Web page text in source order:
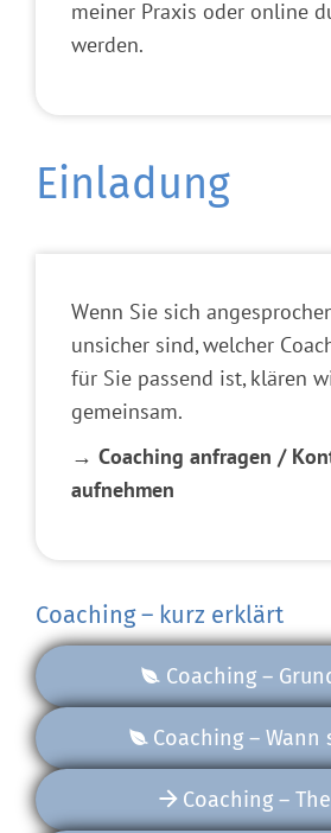
meiner Praxis oder online
werden.
Einladung
Wenn Sie sich
unsicher sind, welcher
für Sie passend ist, klären
gemeinsam.
→ Coaching anfragen /
aufnehmen
Coaching – kurz erklärt
Coaching –
Coaching –
Coaching –